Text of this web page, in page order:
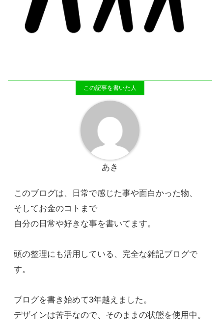
あき
このブログは、日常で感じた事や面白かった物、
そしてお金のコトまで
自分の日常や好きな事を書いてます。
頭の整理にも活用している、完全な雑記ブログで
す。
ブログを書き始めて3年越えました。
デザインは苦手なので、そのままの状態を使用中。